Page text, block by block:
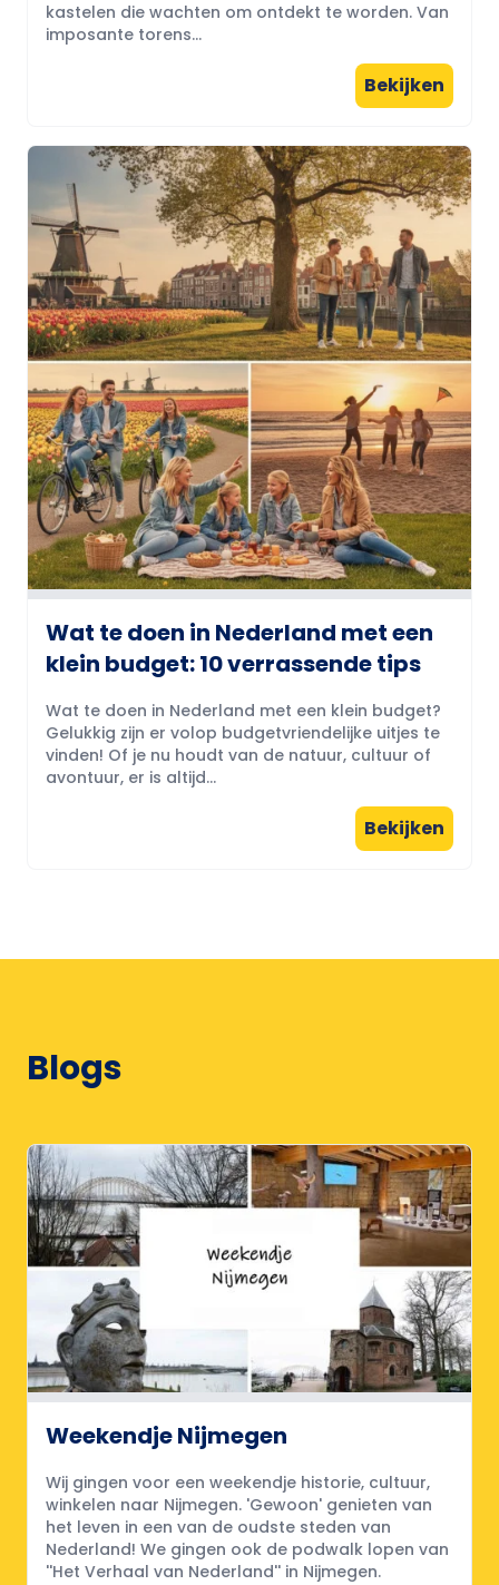
kastelen die wachten om ontdekt te worden. Van
imposante torens...
Bekijken
Wat te doen in Nederland met een
klein budget: 10 verrassende tips
Wat te doen in Nederland met een klein budget?
Gelukkig zijn er volop budgetvriendelijke uitjes te
vinden! Of je nu houdt van de natuur, cultuur of
avontuur, er is altijd...
Bekijken
Blogs
Weekendje Nijmegen
Wij gingen voor een weekendje historie, cultuur,
winkelen naar Nijmegen. 'Gewoon' genieten van
het leven in een van de oudste steden van
Nederland! We gingen ook de podwalk lopen van
''Het Verhaal van Nederland'' in Nijmegen.